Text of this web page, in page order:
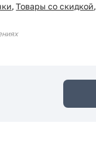
, Товары со скидкой,